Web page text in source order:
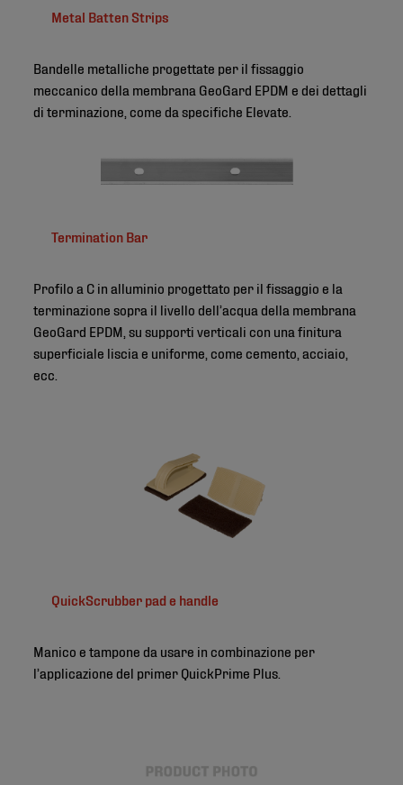
Metal Batten Strips
Bandelle metalliche progettate per il fissaggio
meccanico della membrana GeoGard EPDM e dei dettagli
di terminazione, come da specifiche Elevate.
Termination Bar
Profilo a C in alluminio progettato per il fissaggio e la
terminazione sopra il livello dell’acqua della membrana
GeoGard EPDM, su supporti verticali con una finitura
superficiale liscia e uniforme, come cemento, acciaio,
ecc.
QuickScrubber pad e handle
Manico e tampone da usare in combinazione per
l’applicazione del primer QuickPrime Plus.